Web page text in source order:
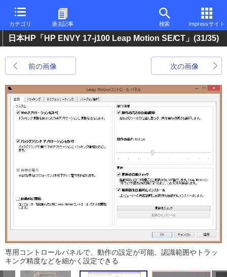
カテゴリ 過去記事 検索 Impressサイト
日本HP「HP ENVY 17-j100 Leap Motion SE/CT」(31/35)
前の画像 次の画像
専用コントロールパネルで、動作の設定が可能。認識範囲やトラッ
キング精度などを細かく設定できる